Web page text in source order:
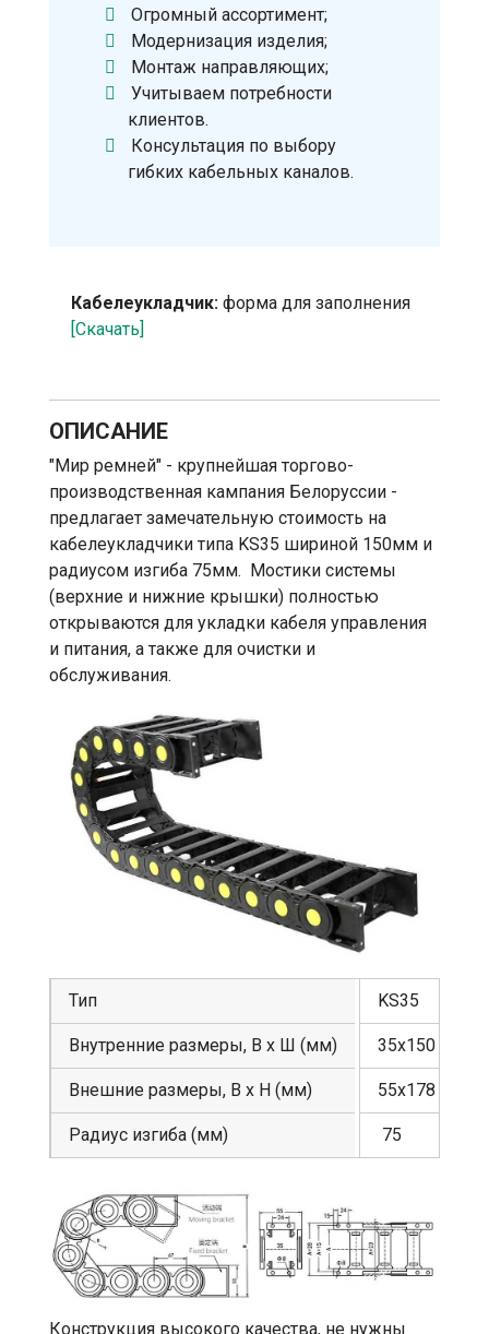
Огромный ассортимент;
Модернизация изделия;
Монтаж направляющих;
Учитываем потребности
клиентов.
Консультация по выбору
гибких кабельных каналов.
Кабелеукладчик: форма для заполнения
[Скачать]
ОПИСАНИЕ
"Мир ремней" - крупнейшая торгово-
производственная кампания Белоруссии -
предлагает замечательную стоимость на
кабелеукладчики типа KS35 шириной 150мм и
радиусом изгиба 75мм. Мостики системы
(верхние и нижние крышки) полностью
открываются для укладки кабеля управления
и питания, а также для очистки и
обслуживания.
Тип
Внутренние размеры, В х Ш (мм)
Внешние размеры, В х Н (мм)
Радиус изгиба (мм)
KS35
35х150
55х178
75
Конструкция высокого качества, не нужны